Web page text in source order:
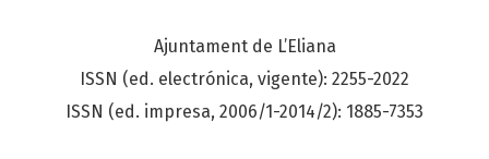
Ajuntament de L’Eliana
ISSN (ed. electrónica, vigente): 2255-2022
ISSN (ed. impresa, 2006/1-2014/2): 1885-7353